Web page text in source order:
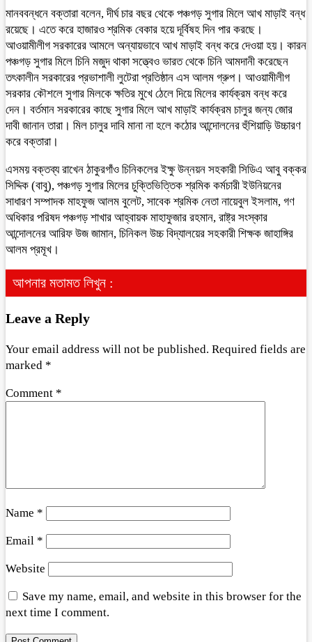
মানববন্ধনে বক্তারা বলেন, দীর্ঘ চার বছর থেকে পঞ্চগড় সুগার মিলে আখ মাড়াই বন্ধ
রয়েছে। এতে করে হাজারও শ্রমিক বেকার হয়ে দূর্বিষহ দিন পার করছে।
আওয়ামীলীগ সরকারের আমলে অন্যায়ভাবে আখ মাড়াই বন্ধ করে দেওয়া হয়। কারন
পঞ্চগড় সুগার মিলে চিনি মজুদ থাকা সত্ত্বেও ভারত থেকে চিনি আমদানী করেছেন
তৎকালীন সরকারের প্রভাশালী লুটেরা প্রতিষ্ঠান এস আলম গ্রুপ। আওয়ামীলীগ
সরকার কৌশলে সুগার মিলকে ক্ষতির মুখে ঠেলে দিয়ে মিলের কার্যক্রম বন্ধ করে
দেন। বর্তমান সরকারের কাছে সুগার মিলে আখ মাড়াই কার্যক্রম চালুর জন্য জোর
দাবী জানান তারা। মিল চালুর দাবি মানা না হলে কঠোর আন্দোলনের হুঁশিয়াড়ি উচ্চারণ
করে বক্তারা।
এসময় বক্তব্য রাখেন ঠাকুরগাঁও চিনিকলের ইক্ষু উন্নয়ন সহকারী সিডিএ আবু বক্কর
সিদ্দিক (বাবু), পঞ্চগড় সুগার মিলের চুক্তিভিত্তিক শ্রমিক কর্মচারী ইউনিয়নের
সাধারণ সম্পাদক মাহফুজ আলম বুলেট, সাবেক শ্রমিক নেতা নায়েবুল ইসলাম, গণ
অধিকার পরিষদ পঞ্চগড় শাখার আহ্বায়ক মাহাফুজার রহমান, রাষ্ট্র সংস্কার
আন্দোলনের আরিফ উজ জামান, চিনিকল উচ্চ বিদ্যালয়ের সহকারী শিক্ষক জাহাঙ্গির
আলম প্রমূখ।
আপনার মতামত লিখুন :
Leave a Reply
Your email address will not be published. Required fields are
marked *
Comment *
Name *
Email *
Website
Save my name, email, and website in this browser for the
next time I comment.